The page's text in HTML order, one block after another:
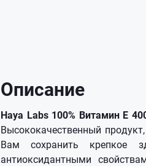
Описание
Haya Labs 100% Витамин Е
Высококачественный
Вам сохранить крепкое
антиоксидантными